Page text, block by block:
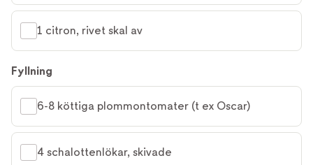
1 citron, rivet skal av
Fyllning
6-8 köttiga plommontomater (t ex Oscar)
4 schalottenlökar, skivade